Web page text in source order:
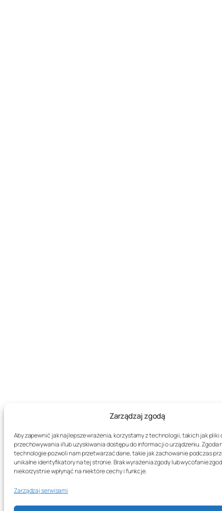
Zarządzaj zgodą
Aby zapewnić jak najlepsze wrażenia, korzystamy z technologii, takich jak pliki
przechowywania i/lub uzyskiwania dostępu do informacji o urządzeniu. Zgoda
technologie pozwoli nam przetwarzać dane, takie jak zachowanie podczas
unikalne identyfikatory na tej stronie. Brak wyrażenia zgody lub wycofanie
niekorzystnie wpłynąć na niektóre cechy i funkcje.
Zarządzaj serwisami